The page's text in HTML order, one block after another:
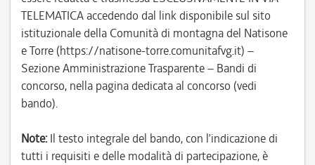
TELEMATICA accedendo dal link disponibile sul sito
istituzionale della Comunità di montagna del Natisone
e Torre (https://natisone-torre.comunitafvg.it) –
Sezione Amministrazione Trasparente – Bandi di
concorso, nella pagina dedicata al concorso (vedi
bando).
Note: Il testo integrale del bando, con l’indicazione di
tutti i requisiti e delle modalità di partecipazione, è